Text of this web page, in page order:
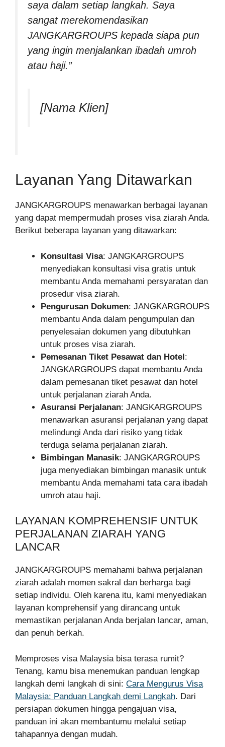
saya dalam setiap langkah. Saya
sangat merekomendasikan
JANGKARGROUPS kepada siapa pun
yang ingin menjalankan ibadah umroh
atau haji.”
[Nama Klien]
Layanan Yang Ditawarkan
JANGKARGROUPS menawarkan berbagai layanan
yang dapat mempermudah proses visa ziarah Anda.
Berikut beberapa layanan yang ditawarkan:
Konsultasi Visa: JANGKARGROUPS
menyediakan konsultasi visa gratis untuk
membantu Anda memahami persyaratan dan
prosedur visa ziarah.
Pengurusan Dokumen: JANGKARGROUPS
membantu Anda dalam pengumpulan dan
penyelesaian dokumen yang dibutuhkan
untuk proses visa ziarah.
Pemesanan Tiket Pesawat dan Hotel:
JANGKARGROUPS dapat membantu Anda
dalam pemesanan tiket pesawat dan hotel
untuk perjalanan ziarah Anda.
Asuransi Perjalanan: JANGKARGROUPS
menawarkan asuransi perjalanan yang dapat
melindungi Anda dari risiko yang tidak
terduga selama perjalanan ziarah.
Bimbingan Manasik: JANGKARGROUPS
juga menyediakan bimbingan manasik untuk
membantu Anda memahami tata cara ibadah
umroh atau haji.
LAYANAN KOMPREHENSIF UNTUK
PERJALANAN ZIARAH YANG
LANCAR
JANGKARGROUPS memahami bahwa perjalanan
ziarah adalah momen sakral dan berharga bagi
setiap individu. Oleh karena itu, kami menyediakan
layanan komprehensif yang dirancang untuk
memastikan perjalanan Anda berjalan lancar, aman,
dan penuh berkah.
Memproses visa Malaysia bisa terasa rumit?
Tenang, kamu bisa menemukan panduan lengkap
langkah demi langkah di sini: Cara Mengurus Visa
Malaysia: Panduan Langkah demi Langkah. Dari
persiapan dokumen hingga pengajuan visa,
panduan ini akan membantumu melalui setiap
tahapannya dengan mudah.